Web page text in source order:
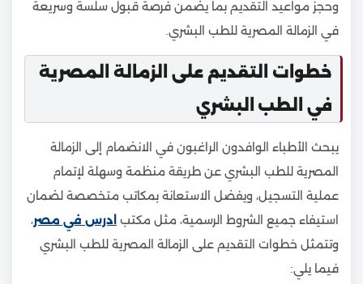
وحجز مواعيد التقديم بما يضمن فرصة قبول سلسة وسريعة
في الزمالة المصرية للطب البشري.
خطوات التقديم على الزمالة المصرية
في الطب البشري
يبحث الأطباء الوافدون الراغبون في الانضمام إلى الزمالة
المصرية للطب البشري عن طريقة منظمة وسهلة لإتمام
عملية التسجيل، ويفضل الاستعانة بمكاتب متخصصة لضمان
استيفاء جميع الشروط الرسمية، مثل مكتب ادرس في مصر،
وتتمثل خطوات التقديم على الزمالة المصرية للطب البشري
فيما يلي: